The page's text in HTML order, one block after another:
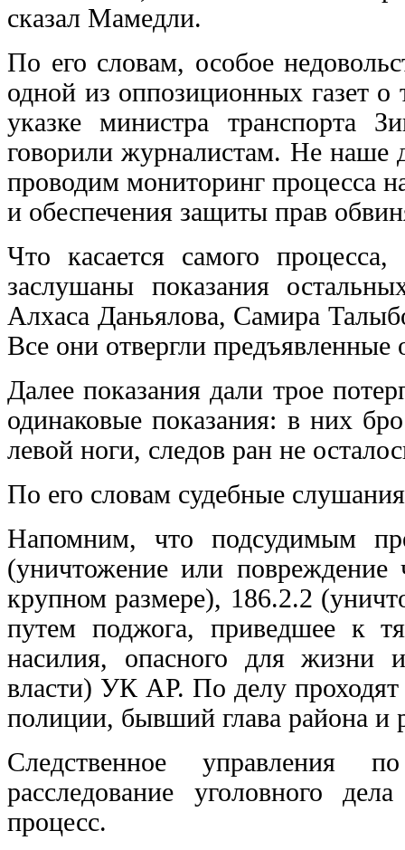
сказал Мамедли.
По его словам, особое
одной из оппозиционных газет
указке министра
говорили журналистам. Не
проводим мониторинг процесса
и обеспечения защиты прав
Что касается самого
заслушаны показания
Алхаса Даньялова, Самира
Все они отвергли предъявленные
Далее показания дали трое
одинаковые показания: в них
левой ноги, следов ран не
По его словам судебные
Напомним, что подсудимым
(уничтожение или
крупном размере), 186.2.2
путем поджога, приведшее к
насилия, опасного для жизни
власти) УК АР. По делу
полиции, бывший глава района и
Следственное управления
расследование уголовного
процесс.